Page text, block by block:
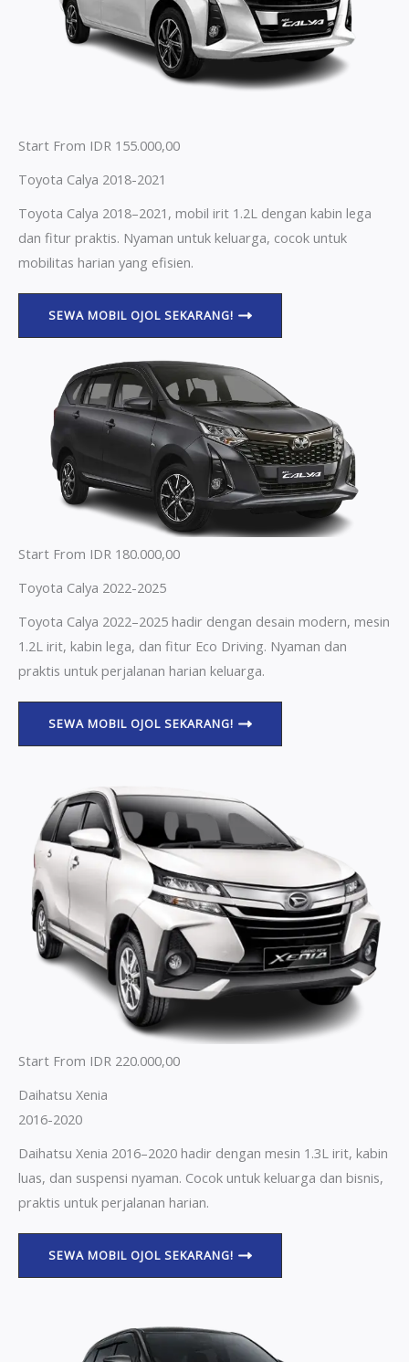
Start From IDR 155.000,00
Toyota Calya 2018-2021
Toyota Calya 2018–2021, mobil irit 1.2L dengan kabin lega
dan fitur praktis. Nyaman untuk keluarga, cocok untuk
mobilitas harian yang efisien.
SEWA MOBIL OJOL SEKARANG!
Start From IDR 180.000,00
Toyota Calya 2022-2025
Toyota Calya 2022–2025 hadir dengan desain modern, mesin
1.2L irit, kabin lega, dan fitur Eco Driving. Nyaman dan
praktis untuk perjalanan harian keluarga.
SEWA MOBIL OJOL SEKARANG!
Start From IDR 220.000,00
Daihatsu Xenia
2016-2020
Daihatsu Xenia 2016–2020 hadir dengan mesin 1.3L irit, kabin
luas, dan suspensi nyaman. Cocok untuk keluarga dan bisnis,
praktis untuk perjalanan harian.
SEWA MOBIL OJOL SEKARANG!